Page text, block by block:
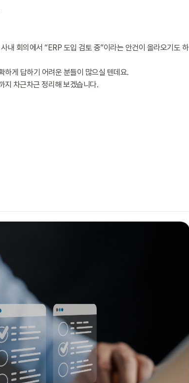
내 회의에서 “ERP 도입 검토 중”이라는 안건이 올라오기도 하
하게 답하기 어려운 분들이 많으실 텐데요.
지 차근차근 정리해 보겠습니다.